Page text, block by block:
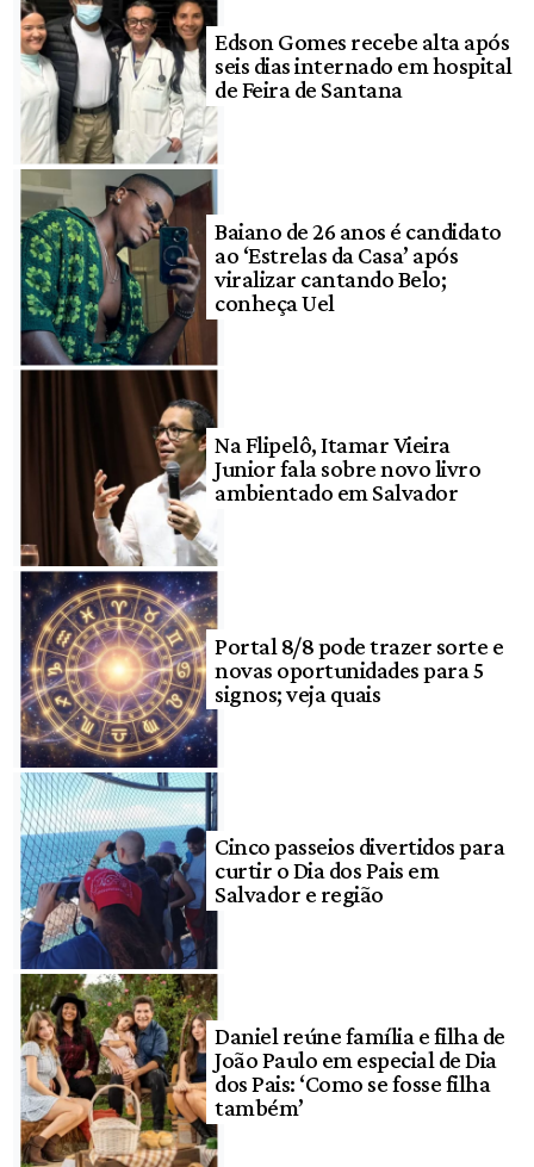
Edson Gomes recebe alta após
seis dias internado em hospital
de Feira de Santana
Baiano de 26 anos é candidato
ao ‘Estrelas da Casa’ após
viralizar cantando Belo;
conheça Uel
Na Flipelô, Itamar Vieira
Junior fala sobre novo livro
ambientado em Salvador
Portal 8/8 pode trazer sorte e
novas oportunidades para 5
signos; veja quais
Cinco passeios divertidos para
curtir o Dia dos Pais em
Salvador e região
Daniel reúne família e filha de
João Paulo em especial de Dia
dos Pais: ‘Como se fosse filha
também’